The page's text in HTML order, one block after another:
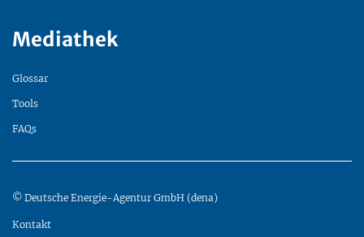
Mediathek
Glossar
Tools
FAQs
© Deutsche Energie-Agentur GmbH (dena)
Kontakt